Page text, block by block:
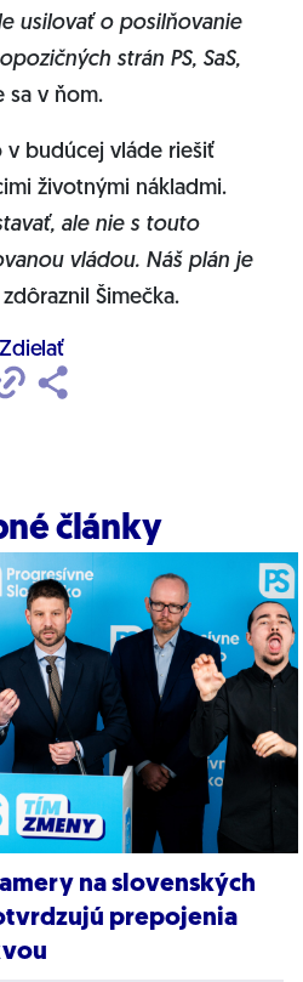
usilovať o posilňovanie
strán PS, SaS,
sa v ňom.
v budúcej vláde riešiť
životnými nákladmi.
ale nie s touto
vládou. Náš plán je
zdôraznil Šimečka.
Zdielať
články
na slovenských
prepojenia